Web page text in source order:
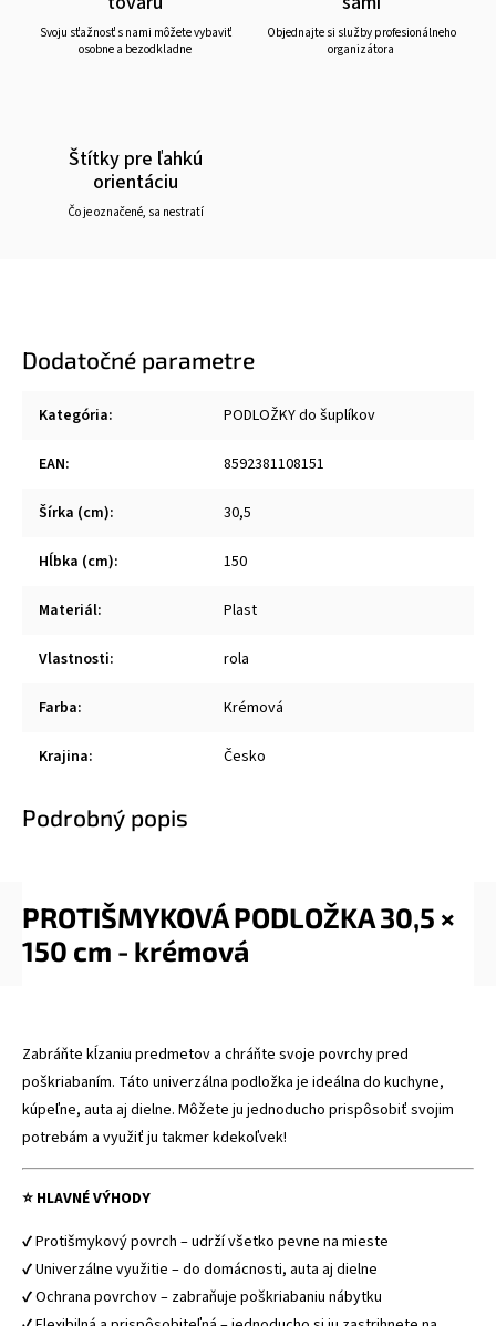
Svoju sťažnosť s nami môžete vybaviť
osobne a bezodkladne
Objednajte si služby profesionálneho
organizátora
Štítky pre ľahkú
orientáciu
Čo je označené, sa nestratí
Dodatočné parametre
Kategória: PODLOŽKY do šuplíkov
EAN: 8592381108151
Šírka (cm): 30,5
Hĺbka (cm): 150
Materiál: Plast
Vlastnosti: rola
Farba: Krémová
Krajina: Česko
Podrobný popis
PROTIŠMYKOVÁ PODLOŽKA 30,5 ×
150 cm - krémová
Zabráňte kĺzaniu predmetov a chráňte svoje povrchy pred
poškriabaním. Táto univerzálna podložka je ideálna do kuchyne,
kúpeľne, auta aj dielne. Môžete ju jednoducho prispôsobiť svojim
potrebám a využiť ju takmer kdekoľvek!
⭐ HLAVNÉ VÝHODY
✔ Protišmykový povrch – udrží všetko pevne na mieste
✔ Univerzálne využitie – do domácnosti, auta aj dielne
✔ Ochrana povrchov – zabraňuje poškriabaniu nábytku